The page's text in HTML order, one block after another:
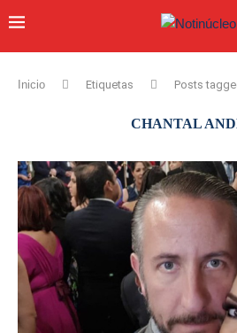
Inicio Etiquetas Posts
CHANTAL